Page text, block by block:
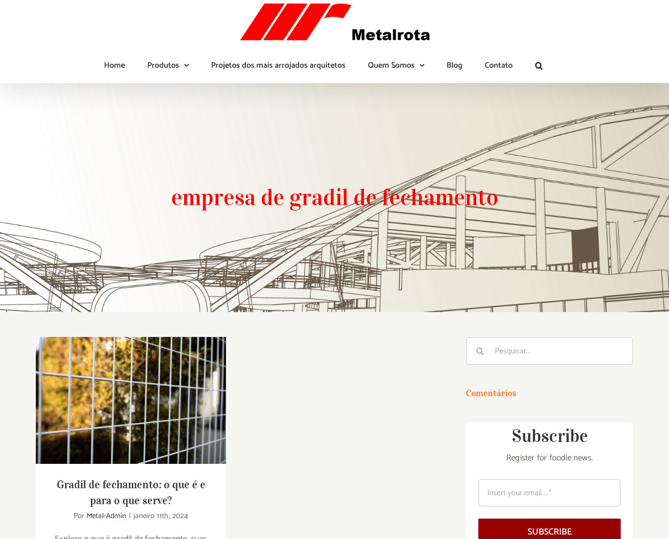
Home Produtos Projetos dos mais arrojados arquitetos Quem Somos Blog Contato
empresa de gradil de fechamento
Gradil de fechamento: o que é e para o
que serve?
Gradil de fechamento: o que é e
para o que serve?
Por Metal-Admin | janeiro 11th, 2024
Buscar
resultados
Comentários
Subscribe
Register for foodie news.
SUBSCRIBE